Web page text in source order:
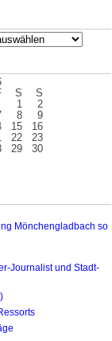
S S
1
2
8
9
15
16
22
23
29
30
Mönchengladbach so
Journalist und Stadt-